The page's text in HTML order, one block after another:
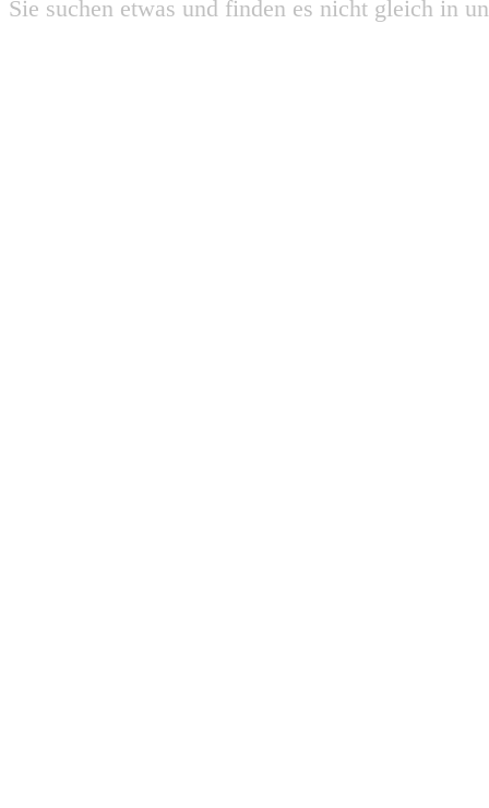
Sie suchen etwas und finden es nicht gleich in